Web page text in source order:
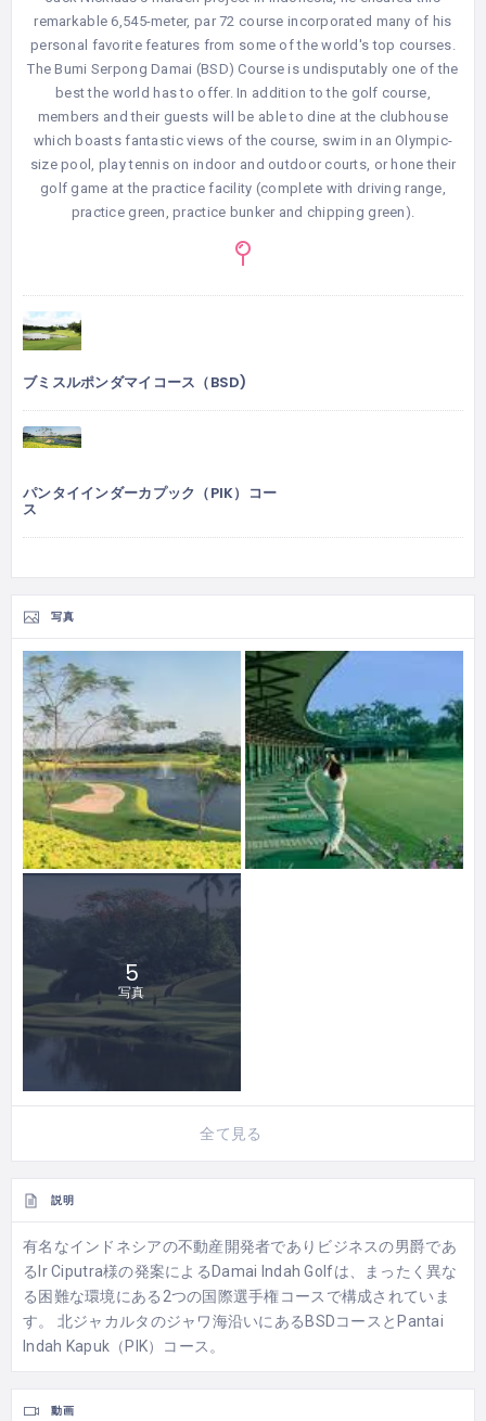
remarkable 6,545-meter, par 72 course incorporated many of his
personal favorite features from some of the world's top courses.
The Bumi Serpong Damai (BSD) Course is undisputably one of the
best the world has to offer. In addition to the golf course,
members and their guests will be able to dine at the clubhouse
which boasts fantastic views of the course, swim in an Olympic-
size pool, play tennis on indoor and outdoor courts, or hone their
golf game at the practice facility (complete with driving range,
practice green, practice bunker and chipping green).
ブミスルポンダマイコース（BSD)
パンタイインダーカプック（PIK）コー
ス
写真
5
写真
全て見る
説明
有名なインドネシアの不動産開発者でありビジネスの男爵であ
るIr Ciputra様の発案によるDamai Indah Golfは、まったく異な
る困難な環境にある2つの国際選手権コースで構成されていま
す。 北ジャカルタのジャワ海沿いにあるBSDコースとPantai
Indah Kapuk（PIK）コース。
動画